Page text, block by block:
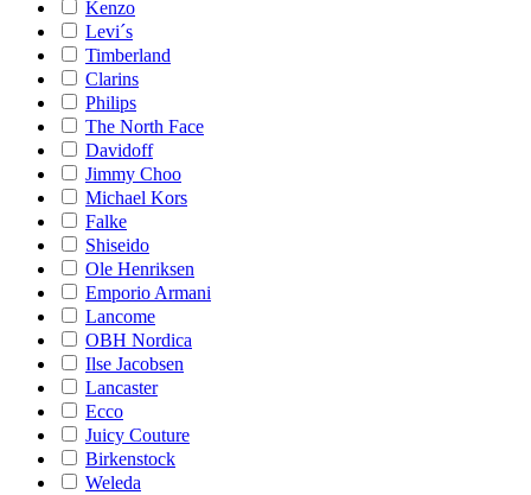
Kenzo
Levi´s
Timberland
Clarins
Philips
The North Face
Davidoff
Jimmy Choo
Michael Kors
Falke
Shiseido
Ole Henriksen
Emporio Armani
Lancome
OBH Nordica
Ilse Jacobsen
Lancaster
Ecco
Juicy Couture
Birkenstock
Weleda